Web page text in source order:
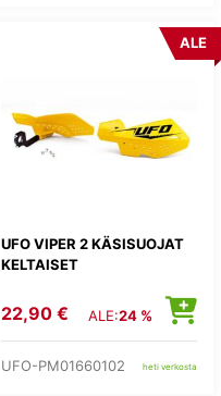
UFO VIPER 2 KÄSISUOJAT
KELTAISET
ALE
22,90 € ALE:24 %
UFO-PM01660102 heti verkosta